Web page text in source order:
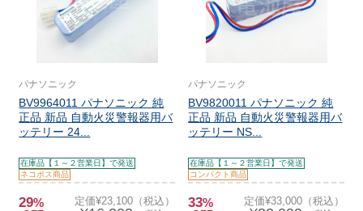
パナソニック
BV9964011 パナソニック 純
正品 新品 自動火災警報器用バ
ッテリー 24...
在庫品【１～２営業日】で発送
ネコポス商品
29% 定価¥23,100（税込）
パナソニック
BV9820011 パナソニック 純
正品 新品 自動火災警報器用バ
ッテリー NS...
在庫品【１～２営業日】で発送
コンパクト商品
33% 定価¥33,000（税込）